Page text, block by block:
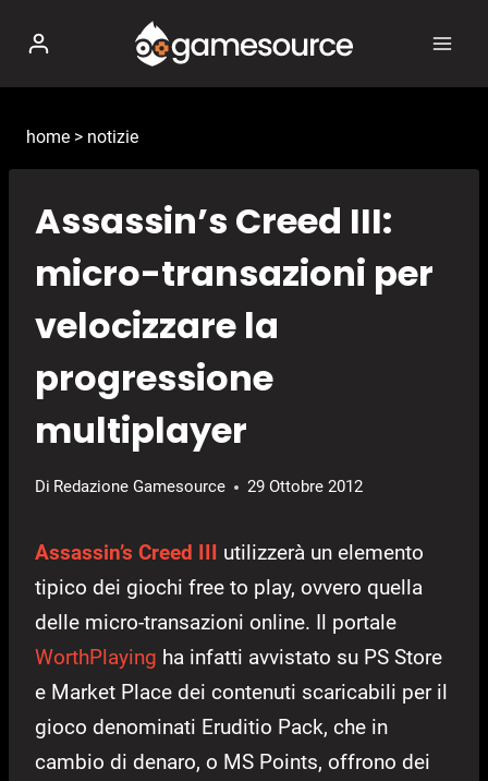
contenuto
home > notizie
Assassin’s Creed III:
micro-transazioni per
velocizzare la
progressione
multiplayer
Di Redazione Gamesource 29 Ottobre 2012
Assassin’s Creed III utilizzerà un elemento
tipico dei giochi free to play, ovvero quella
delle micro-transazioni online. Il portale
WorthPlaying ha infatti avvistato su PS Store
e Market Place dei contenuti scaricabili per il
gioco denominati Eruditio Pack, che in
cambio di denaro, o MS Points, offrono dei